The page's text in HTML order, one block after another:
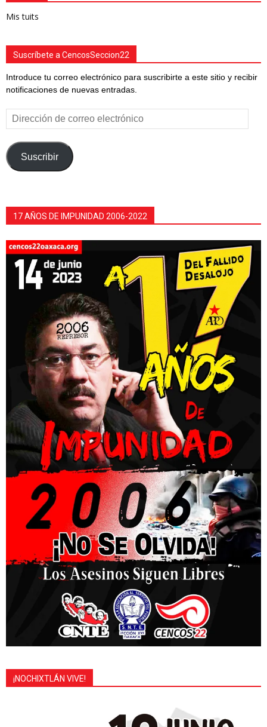
Mis tuits
Suscríbete a CencosSeccion22
Introduce tu correo electrónico para suscribirte a este sitio y recibir
notificaciones de nuevas entradas.
Dirección
de
correo
electrónico
Suscribir
17 AÑOS DE IMPUNIDAD 2006-2022
¡NOCHIXTLÁN VIVE!